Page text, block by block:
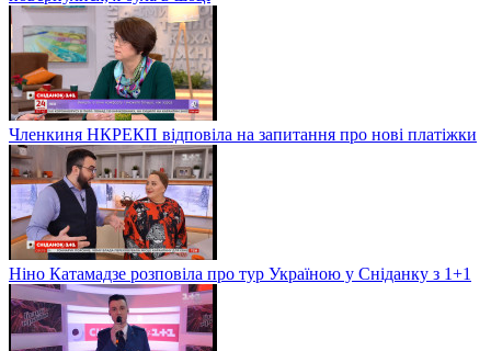
Членкиня НКРЕКП відповіла на запитання про нові платіжки
Ніно Катамадзе розповіла про тур Україною у Сніданку з 1+1